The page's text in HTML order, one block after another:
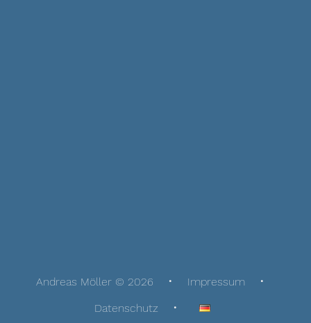
Andreas Möller © 2026
Impressum
Datenschutz